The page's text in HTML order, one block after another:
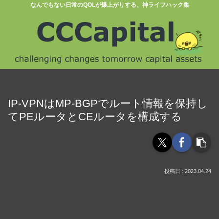
なんでもない日常のQOLが爆上がりする、神ライフハック集
IP-VPNはMP-BGPでルート情報を保持し
てPEルータとCEルータを構成する
2023.04.24